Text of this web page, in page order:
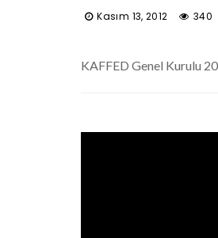
Kasım 13, 2012 340
KAFFED Genel Kurulu